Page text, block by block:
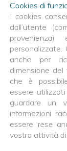
Cookies di
I cookies
dall’utente
anche per
dimensione
che è
essere
guardare un
informazioni
essere rese
vostra attività